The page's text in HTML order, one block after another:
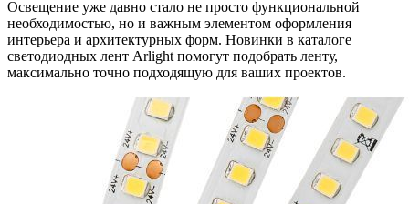
Освещение уже давно стало не просто функциональной
необходимостью, но и важным элементом оформления
интерьера и архитектурных форм. Новинки в каталоге
светодиодных лент Arlight помогут подобрать ленту,
максимально точно подходящую для ваших проектов.